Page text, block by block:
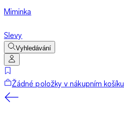
Miminka
Slevy
Vyhledávání
Žádné položky v nákupním košíku